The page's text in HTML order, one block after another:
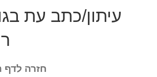
עיתון/כתב עת
חזרה לדף